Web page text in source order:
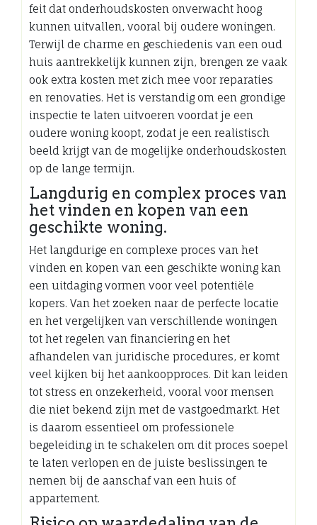
feit dat onderhoudskosten onverwacht hoog
kunnen uitvallen, vooral bij oudere woningen.
Terwijl de charme en geschiedenis van een oud
huis aantrekkelijk kunnen zijn, brengen ze vaak
ook extra kosten met zich mee voor reparaties
en renovaties. Het is verstandig om een grondige
inspectie te laten uitvoeren voordat je een
oudere woning koopt, zodat je een realistisch
beeld krijgt van de mogelijke onderhoudskosten
op de lange termijn.
Langdurig en complex proces van
het vinden en kopen van een
geschikte woning.
Het langdurige en complexe proces van het
vinden en kopen van een geschikte woning kan
een uitdaging vormen voor veel potentiële
kopers. Van het zoeken naar de perfecte locatie
en het vergelijken van verschillende woningen
tot het regelen van financiering en het
afhandelen van juridische procedures, er komt
veel kijken bij het aankoopproces. Dit kan leiden
tot stress en onzekerheid, vooral voor mensen
die niet bekend zijn met de vastgoedmarkt. Het
is daarom essentieel om professionele
begeleiding in te schakelen om dit proces soepel
te laten verlopen en de juiste beslissingen te
nemen bij de aanschaf van een huis of
appartement.